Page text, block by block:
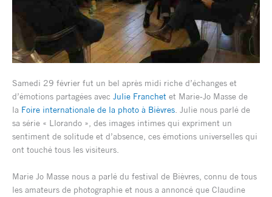
Samedi 29 février fut un bel après midi riche d’échanges et
d’émotions partagées avec Julie Franchet et Marie-Jo Masse de
la Foire internationale de la photo à Bièvres . Julie nous parlé de
sa série « Llorando », des images intimes qui expriment un
sentiment de solitude et d’absence, ces émotions universelles qui
ont touché tous les visiteurs.
Marie Jo Masse nous a parlé du festival de Bièvres, connu de tous
les amateurs de photographie et nous a annoncé que Claudine